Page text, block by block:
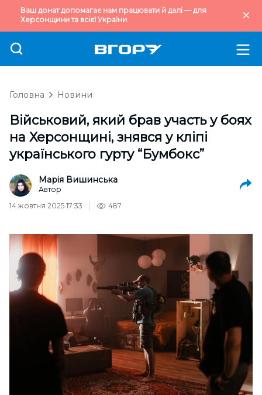
Ваш донат допомагає нам працювати й далі — для
Херсонщини та всієї України.
Головна Новини
Військовий, який брав участь у боях
на Херсонщині, знявся у кліпі
українського гурту “Бумбокс”
Марія Вишинська
Автор
14 жовтня 2025 17:33
487